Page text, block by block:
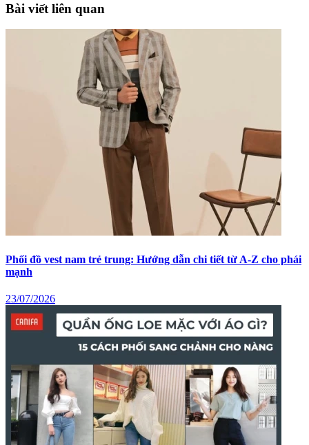
Bài viết liên quan
Phối đồ vest nam trẻ trung: Hướng dẫn chi tiết từ A-Z cho phái
mạnh
23/07/2026